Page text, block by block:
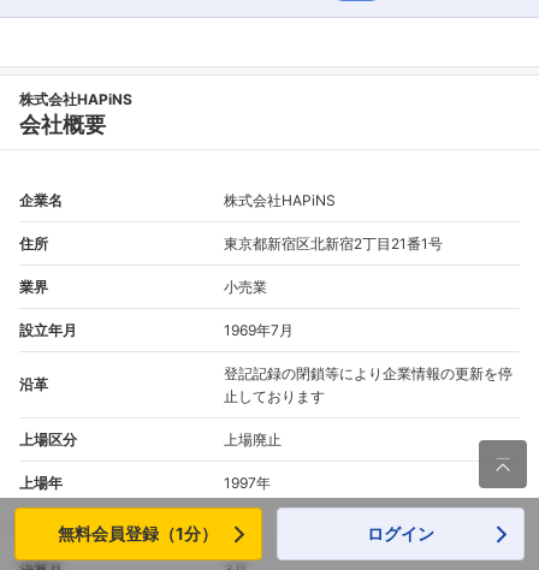
株式会社HAPiNS
会社概要
企業名 株式会社HAPiNS
住所 東京都新宿区北新宿2丁目21番1号
業界 小売業
設立年月 1969年7月
沿革
登記記録の閉鎖等により企業情報の更新を停
止しております
上場区分 上場廃止
上場年 1997年
証券コード 7577

無料会員登録（1分） ログイン